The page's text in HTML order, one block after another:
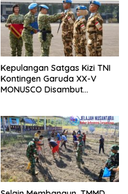
Kepulangan Satgas Kizi TNI
Kontingen Garuda XX-V
MONUSCO Disambut